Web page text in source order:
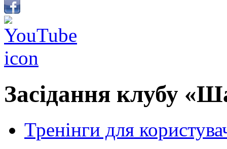
Засідання клубу
Тренінги для